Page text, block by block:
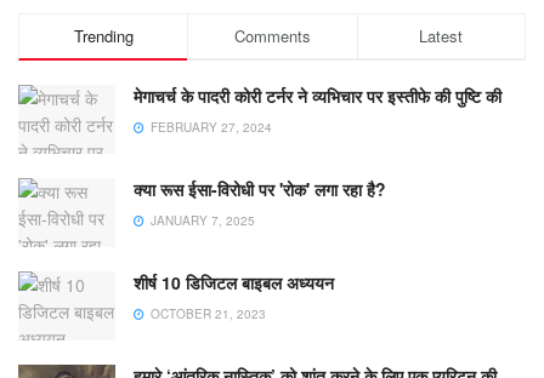
Trending Comments Latest
मेगाचर्च के पादरी कोरी टर्नर ने व्यभिचार पर इस्तीफे की पुष्टि की
FEBRUARY 27, 2024
क्या रूस ईसा-विरोधी पर 'रोक' लगा रहा है?
JANUARY 7, 2025
शीर्ष 10 डिजिटल बाइबल अध्ययन
OCTOBER 21, 2023